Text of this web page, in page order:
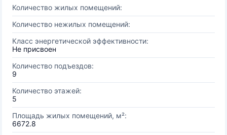
Количество жилых помещений:
Количество нежилых помещений:
Класс энергетической эффективности:
Не присвоен
Количество подъездов:
9
Количество этажей:
5
Площадь жилых помещений, м²:
6672.8